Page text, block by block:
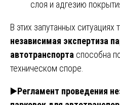
слоя и адгезию
В этих запутанных ситуациях
независимая экспертиза
автотранспорта способна
техническом споре.
▶️Регламент проведения